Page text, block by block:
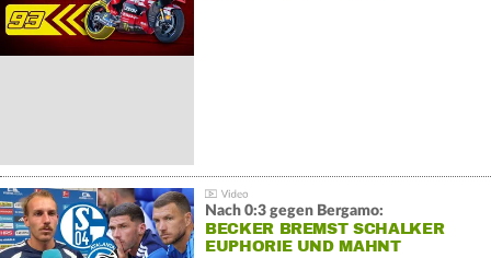
Nach 0:3 gegen Bergamo:
BECKER BREMST SCHALKER
EUPHORIE UND MAHNT